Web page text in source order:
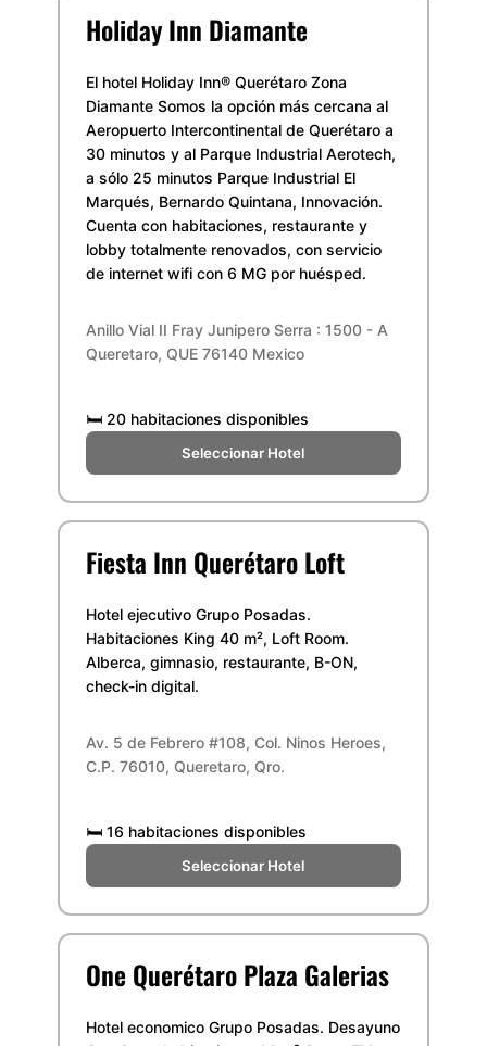
Holiday Inn Diamante
El hotel Holiday Inn® Querétaro Zona
Diamante Somos la opción más cercana al
Aeropuerto Intercontinental de Querétaro a
30 minutos y al Parque Industrial Aerotech,
a sólo 25 minutos Parque Industrial El
Marqués, Bernardo Quintana, Innovación.
Cuenta con habitaciones, restaurante y
lobby totalmente renovados, con servicio
de internet wifi con 6 MG por huésped.
Anillo Vial II Fray Junipero Serra : 1500 - A
Queretaro, QUE 76140 Mexico
🛏️20 habitaciones disponibles
Seleccionar Hotel
Fiesta Inn Querétaro Loft
Hotel ejecutivo Grupo Posadas.
Habitaciones King 40 m², Loft Room.
Alberca, gimnasio, restaurante, B-ON,
check-in digital.
Av. 5 de Febrero #108, Col. Ninos Heroes,
C.P. 76010, Queretaro, Qro.
🛏️16 habitaciones disponibles
Seleccionar Hotel
One Querétaro Plaza Galerias
Hotel economico Grupo Posadas. Desayuno